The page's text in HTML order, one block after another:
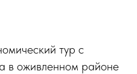
тур с
в оживленном районе